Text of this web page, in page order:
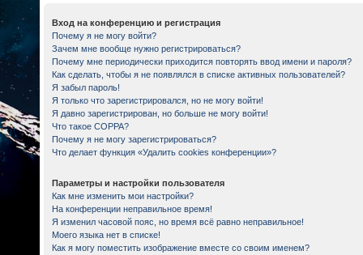
Вход на конференцию и регистрация
Почему я не могу войти?
Зачем мне вообще нужно регистрироваться?
Почему мне периодически приходится повторять ввод имени и пароля?
Как сделать, чтобы я не появлялся в списке активных пользователей?
Я забыл пароль!
Я только что зарегистрировался, но не могу войти!
Я давно зарегистрирован, но больше не могу войти!
Что такое COPPA?
Почему я не могу зарегистрироваться?
Что делает функция «Удалить cookies конференции»?
Параметры и настройки пользователя
Как мне изменить мои настройки?
На конференции неправильное время!
Я изменил часовой пояс, но время всё равно неправильное!
Моего языка нет в списке!
Как я могу поместить изображение вместе со своим именем?